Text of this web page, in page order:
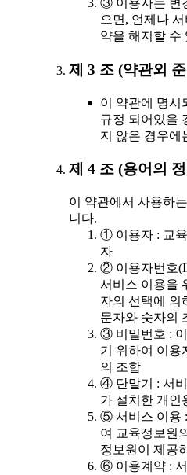
③ 이용자는 변
으면, 언제나
약을 해지할 수
제 3 조 (약관외
이 약관에 명시
규정 되어있을
지 않은 경우에
제 4 조 (용어의
이 약관에서 사용하
니다.
① 이용자 : 교
자
② 이용자번호
서비스 이용을
자의 선택에 의
문자와 숫자의
③ 비밀번호 :
기 위하여 이용
의 조합
④ 단말기 : 서
가 설치한 개인
⑤ 서비스 이용
여 교육정보원
정보원이 제공
⑥ 이용계약 : 서